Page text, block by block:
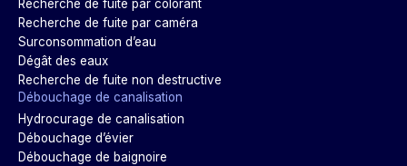
Recherche de fuite par colorant
Recherche de fuite par caméra
Surconsommation d’eau
Dégât des eaux
Recherche de fuite non destructive
Débouchage de canalisation
Hydrocurage de canalisation
Débouchage d’évier
Débouchage de baignoire